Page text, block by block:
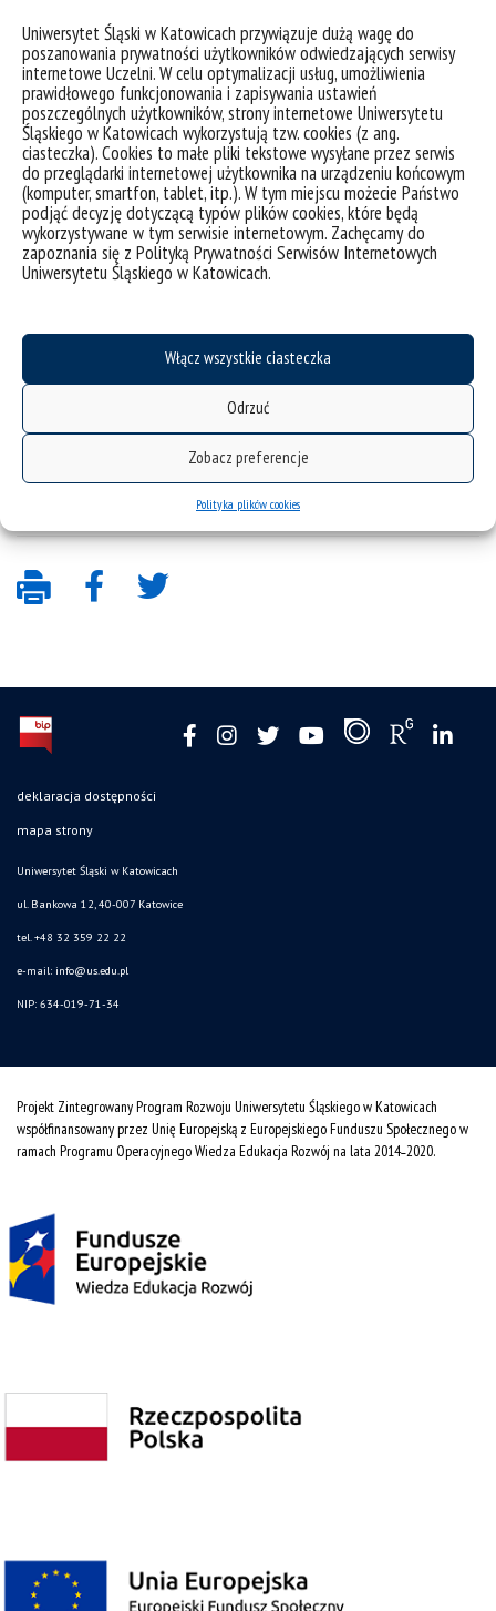
Uniwersytet Śląski w Katowicach przywiązuje dużą wagę do
poszanowania prywatności użytkowników odwiedzających serwisy
internetowe Uczelni. W celu optymalizacji usług, umożliwienia
prawidłowego funkcjonowania i zapisywania ustawień
poszczególnych użytkowników, strony internetowe Uniwersytetu
Śląskiego w Katowicach wykorzystują tzw. cookies (z ang.
ciasteczka). Cookies to małe pliki tekstowe wysyłane przez serwis
do przeglądarki internetowej użytkownika na urządzeniu końcowym
(komputer, smartfon, tablet, itp.). W tym miejscu możecie Państwo
podjąć decyzję dotyczącą typów plików cookies, które będą
wykorzystywane w tym serwisie internetowym. Zachęcamy do
zapoznania się z Polityką Prywatności Serwisów Internetowych
Uniwersytetu Śląskiego w Katowicach.
Włącz wszystkie ciasteczka
Odrzuć
Zobacz preferencje
Polityka plików cookies
ramach konkursów było przygotowanie materiału
badawczego oraz zbudowanie międzynarodowego zespołu
badawczego umożliwiającego złożenie wniosku grantowego
w programie Horyzont Europa. Opisy projektów znajdują się
na stronie:us.edu.pl/idb/horyzonty.
deklaracja dostępności
mapa strony
Uniwersytet Śląski w Katowicach
ul. Bankowa 12, 40-007 Katowice
tel. +48 32 359 22 22
e-mail: info@us.edu.pl
NIP: 634-019-71-34
Projekt Zintegrowany Program Rozwoju Uniwersytetu Śląskiego w Katowicach
współfinansowany przez Unię Europejską z Europejskiego Funduszu Społecznego w
ramach Programu Operacyjnego Wiedza Edukacja Rozwój na lata 2014˗2020.